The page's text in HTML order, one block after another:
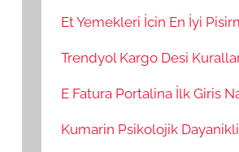
Et Yemekleri İcin En İyi
Trendyol Kargo Desi
E Fatura Portalina İlk Giris
Kumarin Psikolojik